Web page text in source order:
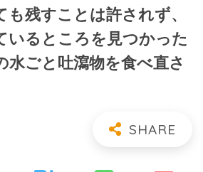
残すことは許されず、
いるところを見つかった
水ごと吐瀉物を食べ直さ